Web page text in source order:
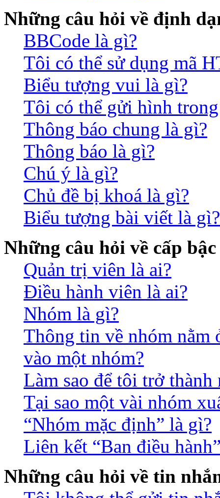
Những câu hỏi về định
BBCode là gì?
Tôi có thể sử dụng mã
Biểu tượng vui là gì?
Tôi có thể gửi hình
Thông báo chung là gì?
Thông báo là gì?
Chú ý là gì?
Chủ đề bị khoá là gì?
Biểu tượng bài viết là gì?
Những câu hỏi về cấp
Quản trị viên là ai?
Điều hành viên là ai?
Nhóm là gì?
Thông tin về nhóm nằm
vào một nhóm?
Làm sao để tôi trở
Tại sao một vài nhóm
“Nhóm mặc định” là gì?
Liên kết “Ban điều
Những câu hỏi về tin